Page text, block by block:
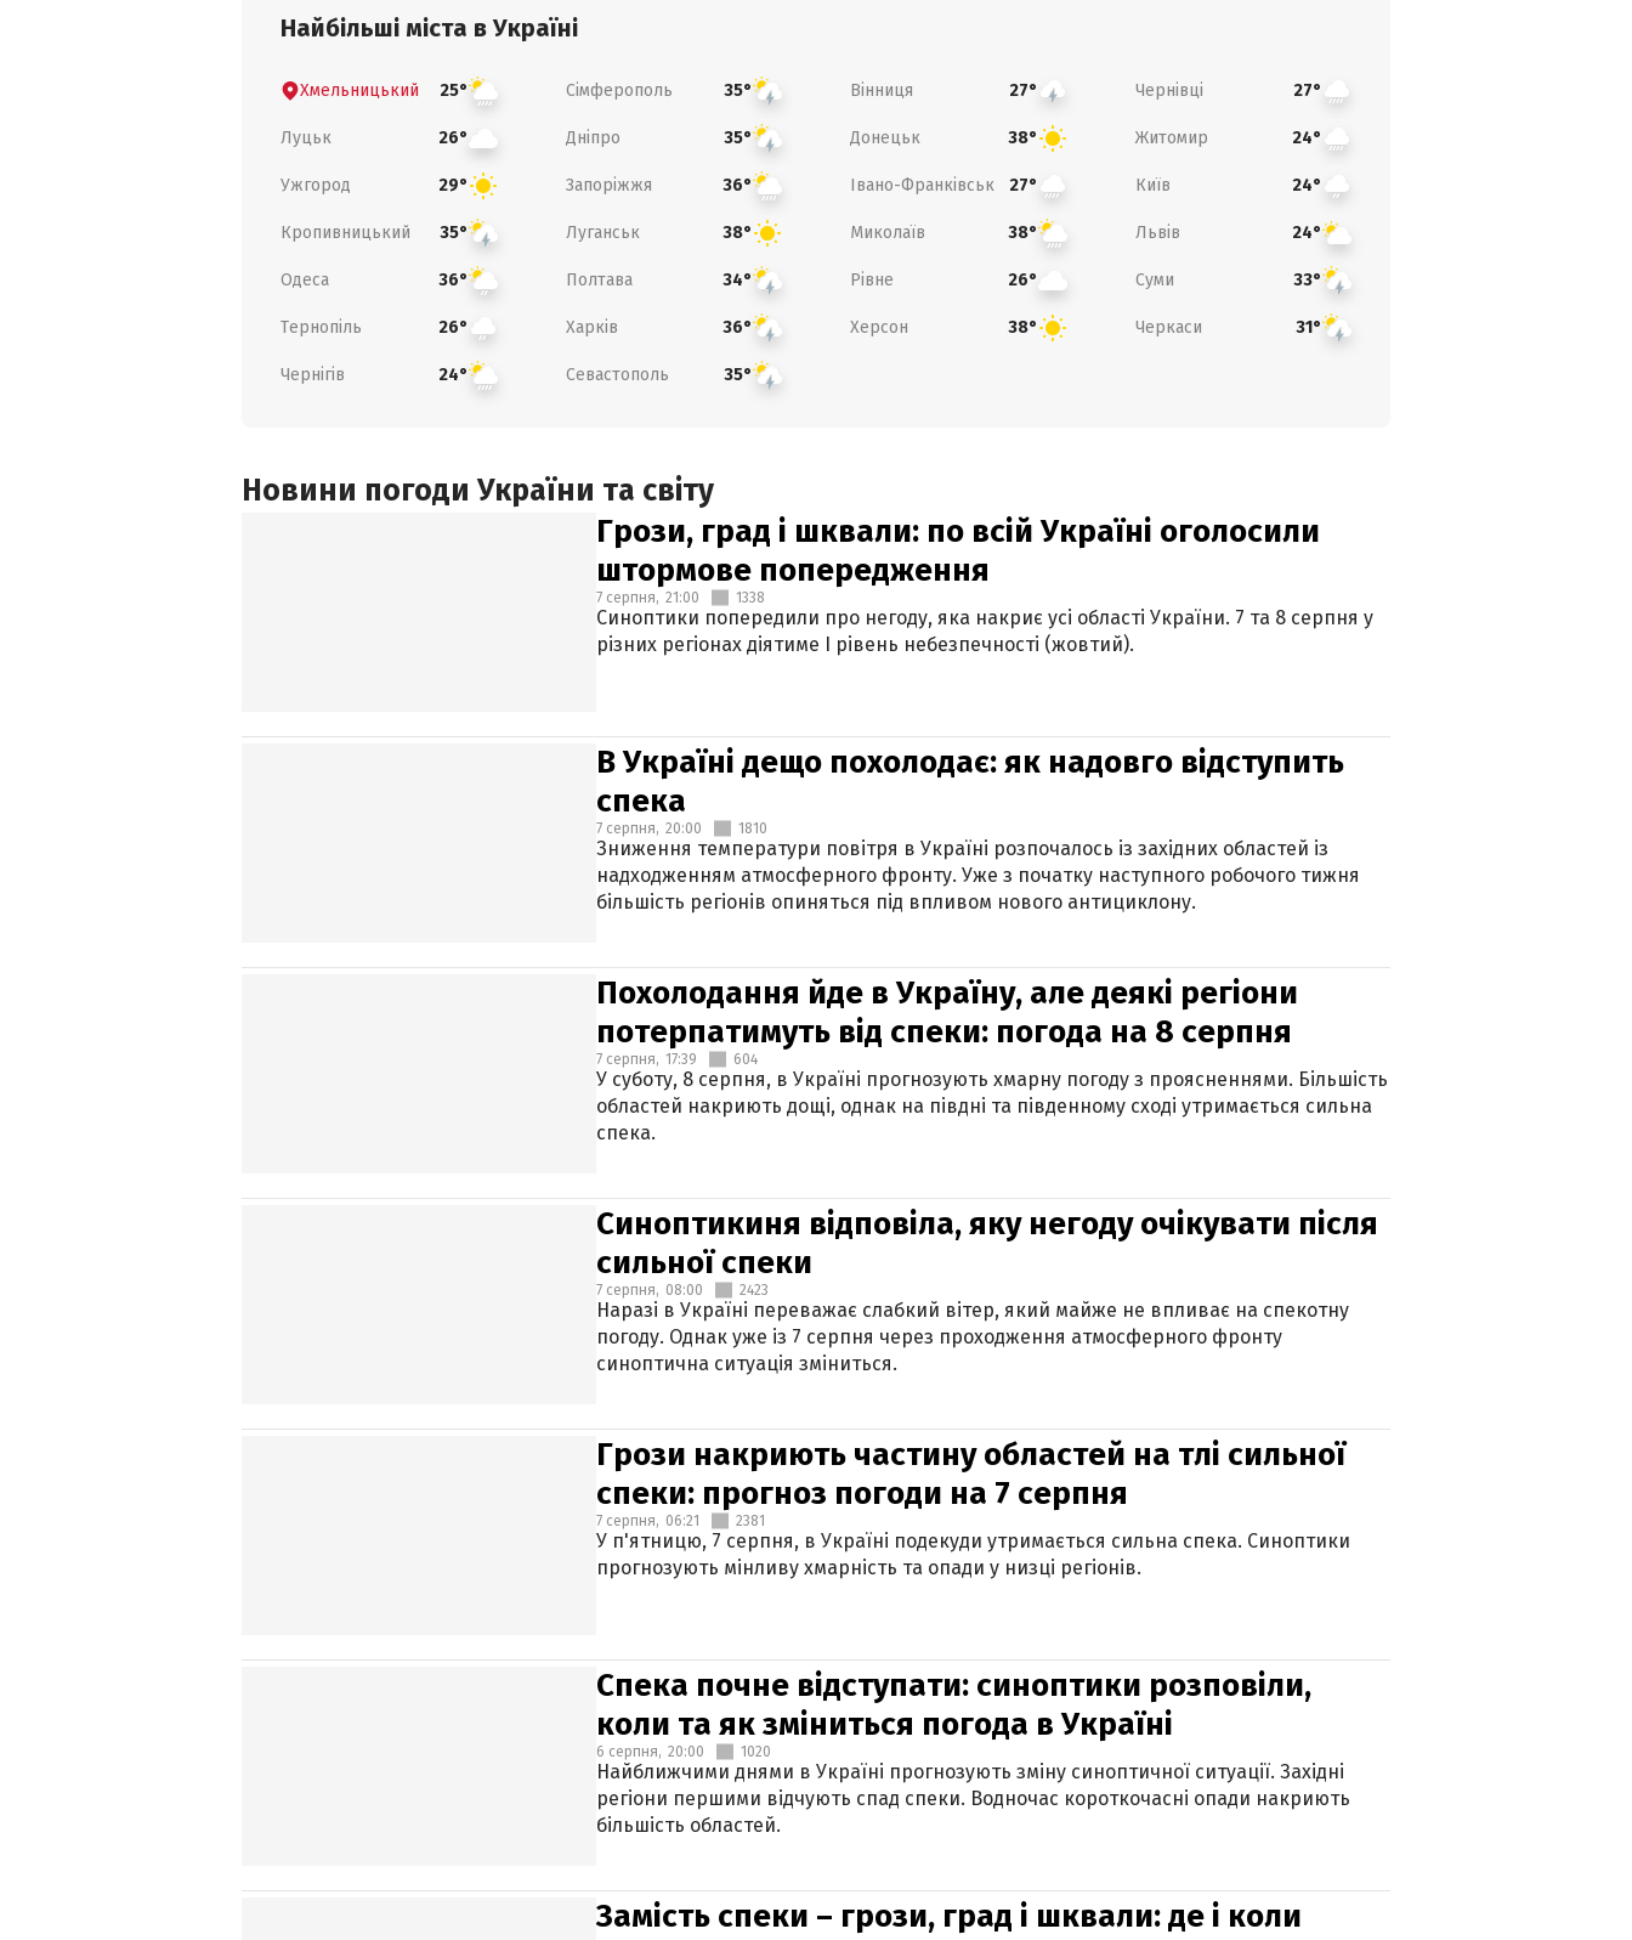
Найбільші міста в Україні
Хмельницький 25° Сімферополь 35° Вінниця 27° Чернівці 27°
Луцьк 26° Дніпро 35° Донецьк 38° Житомир 24°
Ужгород 29° Запоріжжя 36° Івано-Франківськ 27° Київ 24°
Кропивницький 35° Луганськ 38° Миколаїв 38° Львів 24°
Одеса 36° Полтава 34° Рівне 26° Суми 33°
Тернопіль 26° Харків 36° Херсон 38° Черкаси 31°
Чернігів 24° Севастополь 35°
Новини погоди України та світу
Грози, град і шквали: по всій Україні оголосили
штормове попередження
7 серпня, 21:00 1338
Синоптики попередили про негоду, яка накриє усі області України. 7 та 8 серпня у
різних регіонах діятиме І рівень небезпечності (жовтий).
В Україні дещо похолодає: як надовго відступить
спека
7 серпня, 20:00 1810
Зниження температури повітря в Україні розпочалось із західних областей із
надходженням атмосферного фронту. Уже з початку наступного робочого тижня
більшість регіонів опиняться під впливом нового антициклону.
Похолодання йде в Україну, але деякі регіони
потерпатимуть від спеки: погода на 8 серпня
7 серпня, 17:39 604
У суботу, 8 серпня, в Україні прогнозують хмарну погоду з проясненнями. Більшість
областей накриють дощі, однак на півдні та південному сході утримається сильна
спека.
Синоптикиня відповіла, яку негоду очікувати після
сильної спеки
7 серпня, 08:00 2423
Наразі в Україні переважає слабкий вітер, який майже не впливає на спекотну
погоду. Однак уже із 7 серпня через проходження атмосферного фронту
синоптична ситуація зміниться.
Грози накриють частину областей на тлі сильної
спеки: прогноз погоди на 7 серпня
7 серпня, 06:21 2381
У п'ятницю, 7 серпня, в Україні подекуди утримається сильна спека. Синоптики
прогнозують мінливу хмарність та опади у низці регіонів.
Спека почне відступати: синоптики розповіли,
коли та як зміниться погода в Україні
6 серпня, 20:00 1020
Найближчими днями в Україні прогнозують зміну синоптичної ситуації. Західні
регіони першими відчують спад спеки. Водночас короткочасні опади накриють
більшість областей.
Замість спеки – грози, град і шквали: де і коли